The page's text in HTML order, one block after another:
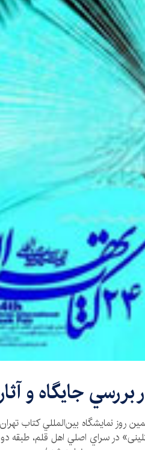
جايگاه و
روز نمايشگاه بين‌المللي كتاب
در سراي اصلي اهل قلم، طبقه